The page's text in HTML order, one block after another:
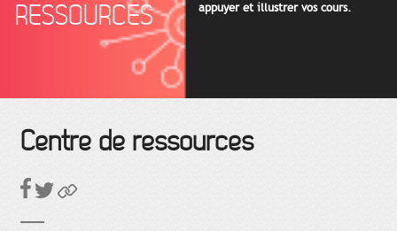
RESSOURCES
appuyer et illustrer vos cours.
Centre de ressources